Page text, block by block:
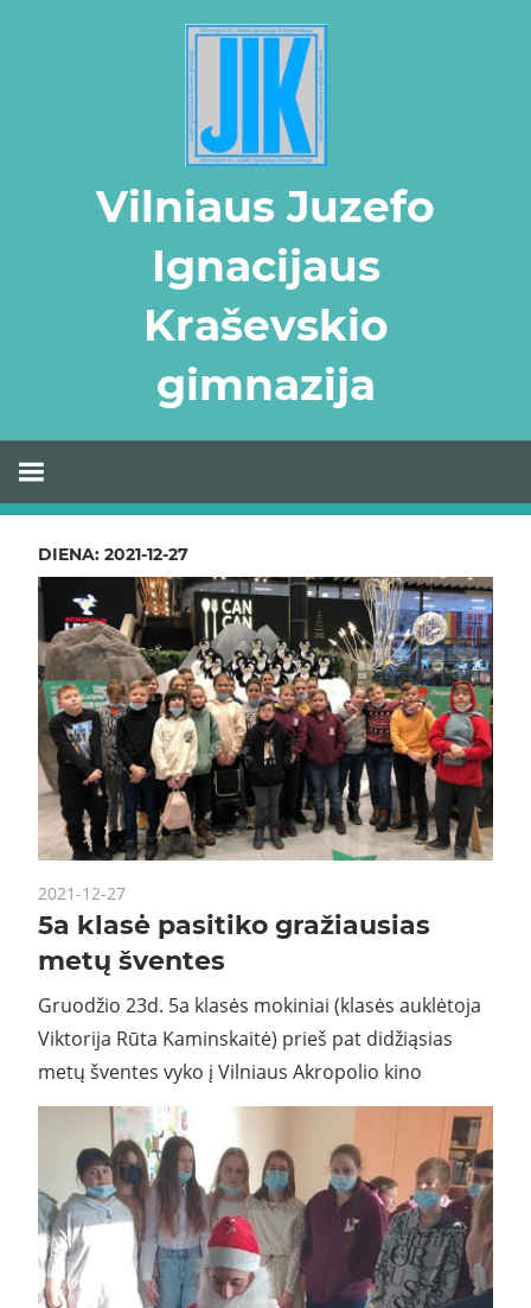
Vilniaus Juzefo
Ignacijaus
Kraševskio
gimnazija
DIENA: 2021-12-27
2021-12-27
5a klasė pasitiko gražiausias
metų šventes
Gruodžio 23d. 5a klasės mokiniai (klasės auklėtoja
Viktorija Rūta Kaminskaitė) prieš pat didžiąsias
metų šventes vyko į Vilniaus Akropolio kino